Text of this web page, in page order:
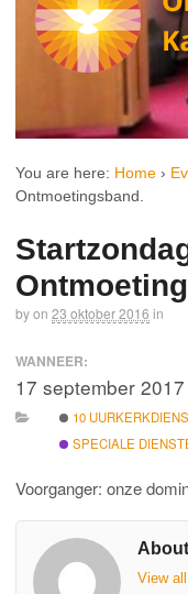
You are here: Home ›
Ontmoetingsband.
byon 23 oktober 2016 in
WANNEER:
17 september
10
SPECIALE
Voorganger: onze
About
View